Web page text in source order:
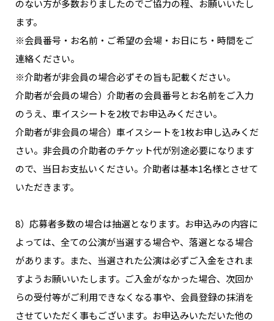
のない方が多数おりましたのでご協力の程、お願いいたし
ます。
※会員番号・お名前・ご希望の会場・お日にち・時間をご
連絡ください。
※介助者が非会員の場合必ずその旨も記載ください。
介助者が会員の場合）介助者の会員番号とお名前をご入力
のうえ、車イスシートを2枚でお申込みください。
介助者が非会員の場合）車イスシートを1枚お申し込みくだ
さい。非会員の介助者のチケット代が別途必要になります
ので、当日お支払いください。介助者は基本1名様とさせて
いただきます。
8）応募者多数の場合は抽選となります。お申込みの内容に
よっては、全ての公演が当選する場合や、落選となる場合
があります。また、当選された公演は必ずご入金をされま
すようお願いいたします。ご入金がなかった場合、次回か
らの受付等がご利用できなくなる事や、会員登録の抹消を
させていただく事もございます。お申込みいただいた他の